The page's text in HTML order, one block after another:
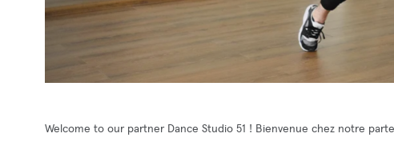
Welcome to our partner Dance Studio 51 ! Bienvenue chez notre